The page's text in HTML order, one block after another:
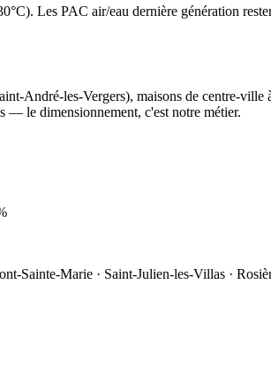
Les PAC air/eau dernière génération
André-les-Vergers), maisons de centre-
— le dimensionnement, c'est notre métier.
Sainte-Marie · Saint-Julien-les-Villas ·